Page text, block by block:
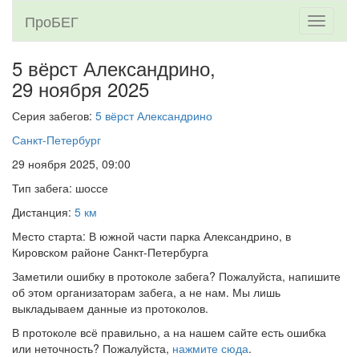
Toggle
ПроБЕГ
5 вёрст Александрино,
29 ноября 2025
Серия забегов: 5 вёрст Александрино
Санкт-Петербург
29 ноября 2025, 09:00
Тип забега: шоссе
Дистанция: 5 км
Место старта: В южной части парка Александрино, в
Кировском районе Cанкт-Петербурга
Заметили ошибку в протоколе забега? Пожалуйста, напишите
об этом организаторам забега, а не нам. Мы лишь
выкладываем данные из протоколов.
В протоколе всё правильно, а на нашем сайте есть ошибка
или неточность? Пожалуйста, нажмите сюда.